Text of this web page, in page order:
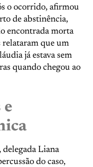
o ocorrido, afirmou
de abstinência,
encontrada morta
que um
já estava sem
quando chegou ao
e
Liana
do caso,